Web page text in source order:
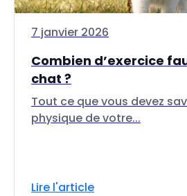
7 janvier 2026
Combien d’exercice
chat ?
Tout ce que vous devez
physique de votre...
Lire l'article